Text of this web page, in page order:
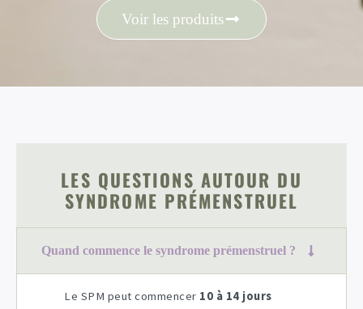
Voir les produits
LES QUESTIONS AUTOUR DU
SYNDROME PRÉMENSTRUEL
Quand commence le syndrome prémenstruel ?
Le SPM peut commencer 10 à 14 jours